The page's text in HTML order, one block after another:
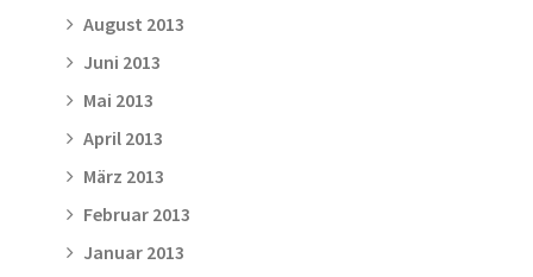
August 2013
Juni 2013
Mai 2013
April 2013
März 2013
Februar 2013
Januar 2013